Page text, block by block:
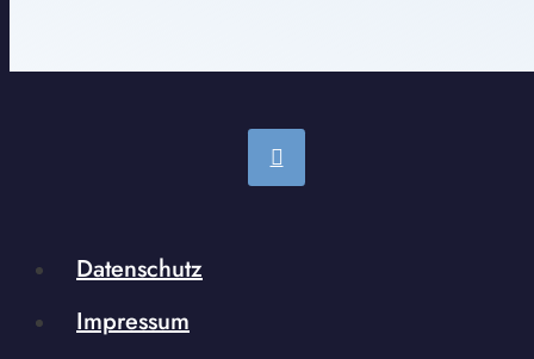
Datenschutz
Impressum